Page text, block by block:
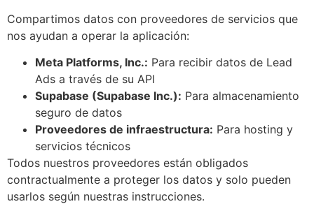
Compartimos datos con proveedores de servicios que
nos ayudan a operar la aplicación:
Meta Platforms, Inc.: Para recibir datos de Lead
Ads a través de su API
Supabase (Supabase Inc.): Para almacenamiento
seguro de datos
Proveedores de infraestructura: Para hosting y
servicios técnicos
Todos nuestros proveedores están obligados
contractualmente a proteger los datos y solo pueden
usarlos según nuestras instrucciones.